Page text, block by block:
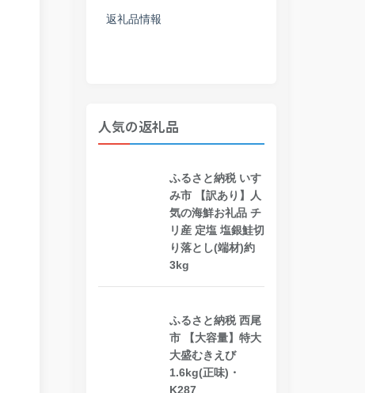
返礼品情報
人気の返礼品
ふるさと納税 いす
み市 【訳あり】人
気の海鮮お礼品 チ
リ産 定塩 塩銀鮭切
り落とし(端材)約
3kg
ふるさと納税 西尾
市 【大容量】特大
大盛むきえび
1.6kg(正味)・
K287